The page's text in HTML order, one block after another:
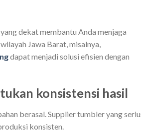
dekat membantu Anda menjaga
Jawa Barat, misalnya,
dapat menjadi solusi efisien dengan
konsistensi hasil
berasal. Supplier tumbler yang
konsisten.